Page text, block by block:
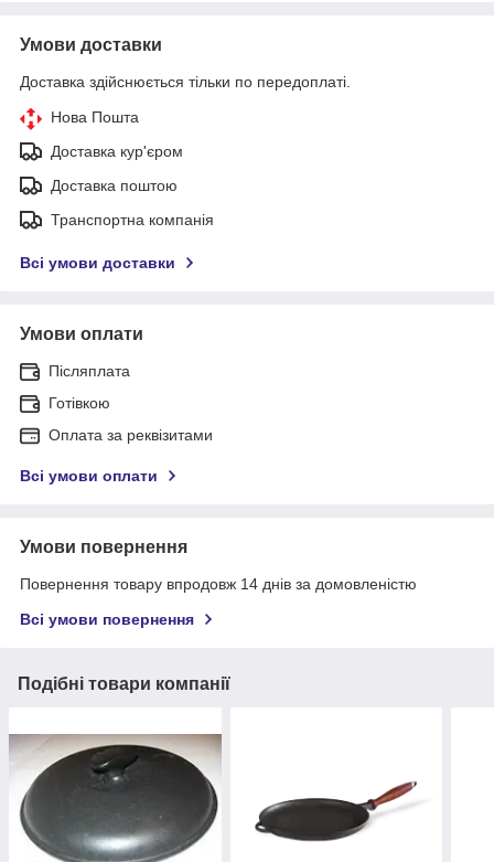
Умови доставки
Доставка здійснюється тільки по передоплаті.
Нова Пошта
Доставка кур'єром
Доставка поштою
Транспортна компанія
Всі умови доставки
Умови оплати
Післяплата
Готівкою
Оплата за реквізитами
Всі умови оплати
Умови повернення
Повернення товару впродовж 14 днів за домовленістю
Всі умови повернення
Подібні товари компанії